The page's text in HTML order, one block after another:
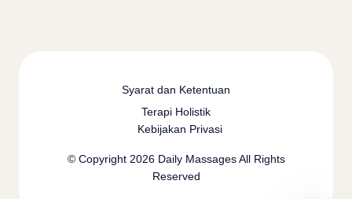
© Copyright 2026Daily MassagesAll Rights
Reserved
Syarat dan Ketentuan
Terapi Holistik
Kebijakan Privasi